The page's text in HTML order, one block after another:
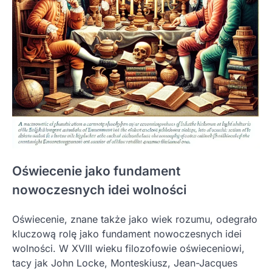
Oświecenie jako fundament
nowoczesnych idei wolności
Oświecenie, znane także jako wiek rozumu, odegrało
kluczową rolę jako fundament nowoczesnych idei
wolności. W XVIII wieku filozofowie oświeceniowi,
tacy jak John Locke, Monteskiusz, Jean-Jacques